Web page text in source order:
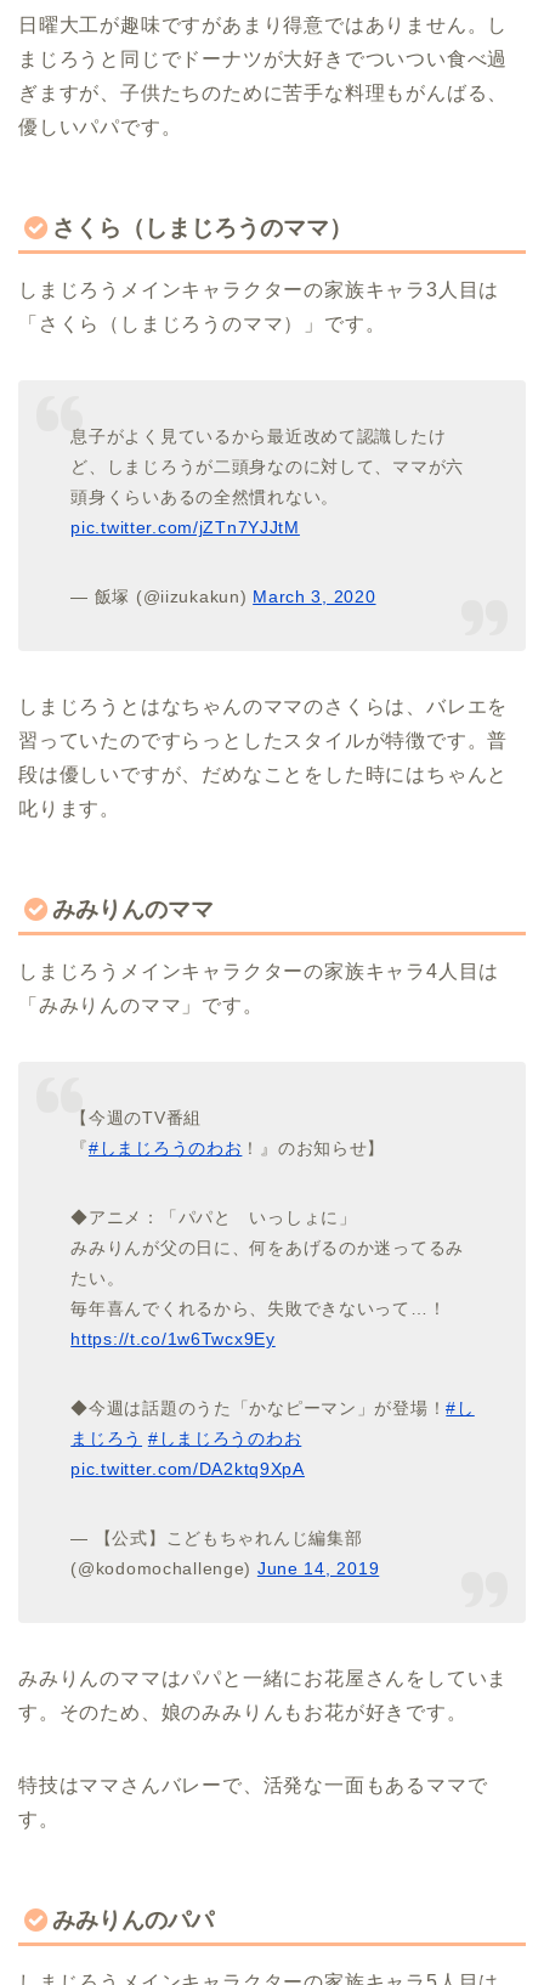
日曜大工が趣味ですがあまり得意ではありません。し
まじろうと同じでドーナツが大好きでついつい食べ過
ぎますが、子供たちのために苦手な料理もがんばる、
優しいパパです。
さくら（しまじろうのママ）
しまじろうメインキャラクターの家族キャラ3人目は
「さくら（しまじろうのママ）」です。
息子がよく見ているから最近改めて認識したけ
ど、しまじろうが二頭身なのに対して、ママが六
頭身くらいあるの全然慣れない。
pic.twitter.com/jZTn7YJJtM
— 飯塚 (@iizukakun) March 3, 2020
しまじろうとはなちゃんのママのさくらは、バレエを
習っていたのですらっとしたスタイルが特徴です。普
段は優しいですが、だめなことをした時にはちゃんと
叱ります。
みみりんのママ
しまじろうメインキャラクターの家族キャラ4人目は
「みみりんのママ」です。
【今週のTV番組
『#しまじろうのわお ！』のお知らせ】
◆アニメ：「パパと いっしょに」
みみりんが父の日に、何をあげるのか迷ってるみ
たい。
毎年喜んでくれるから、失敗できないって…！
https://t.co/1w6Twcx9Ey
◆今週は話題のうた「かなピーマン」が登場！#し
まじろう #しまじろうのわお
pic.twitter.com/DA2ktq9XpA
— 【公式】こどもちゃれんじ編集部
(@kodomochallenge) June 14, 2019
みみりんのママはパパと一緒にお花屋さんをしていま
す。そのため、娘のみみりんもお花が好きです。
特技はママさんバレーで、活発な一面もあるママで
す。
みみりんのパパ